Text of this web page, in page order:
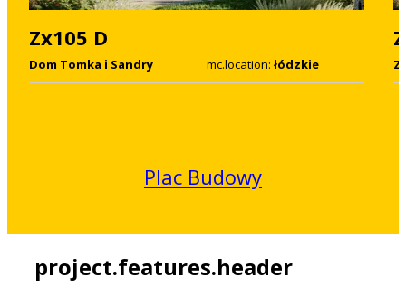
Zx105 D
Dom Tomka i Sandry mc.location: łódzkie
Plac Budowy
project.features.header